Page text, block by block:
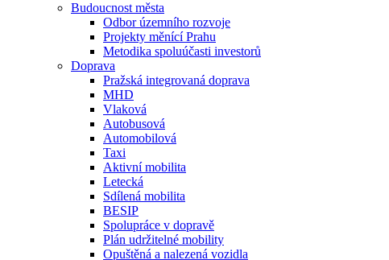
Budoucnost města
Odbor územního rozvoje
Projekty měnící Prahu
Metodika spoluúčasti investorů
Doprava
Pražská integrovaná doprava
MHD
Vlaková
Autobusová
Automobilová
Taxi
Aktivní mobilita
Letecká
Sdílená mobilita
BESIP
Spolupráce v dopravě
Plán udržitelné mobility
Opuštěná a nalezená vozidla